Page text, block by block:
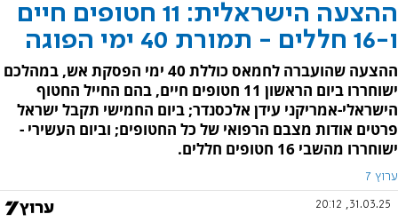
ההצעה הישראלית: 11 חטופים חיים
ו-16 חללים - תמורת 40 ימי הפוגה
ההצעה שהועברה לחמאס כוללת 40 ימי הפסקת אש, במהלכם
ישוחררו ביום הראשון 11 חטופים חיים, בהם החייל החטוף
הישראלי-אמריקני עידן אלכסנדר; ביום החמישי תקבל ישראל
פרטים אודות מצבם הרפואי של כל החטופים; וביום העשירי -
ישוחררו מהשבי 16 חטופים חללים.
ערוץ 7
31.03.25, 20:12